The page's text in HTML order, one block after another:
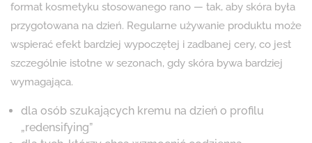
format kosmetyku stosowanego rano — tak, aby skóra była
przygotowana na dzień. Regularne używanie produktu może
wspierać efekt bardziej wypoczętej i zadbanej cery, co jest
szczególnie istotne w sezonach, gdy skóra bywa bardziej
wymagająca.
dla osób szukających kremu na dzień o profilu
„redensifying”